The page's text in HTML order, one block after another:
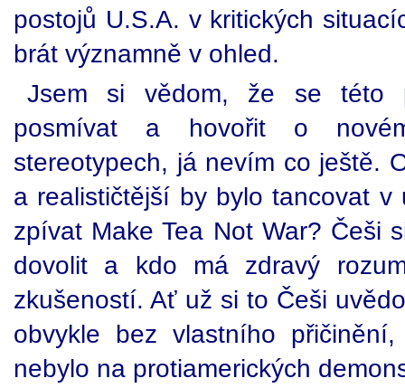
postojů U.S.A. v kritických
brát významně v ohled.
Jsem si vědom, že se této
posmívat a hovořit o
stereotypech, já nevím co ještě.
a realističtější by bylo tancovat
zpívat Make Tea Not War? Češi
dovolit a kdo má zdravý
zkušeností. Ať už si to Češi
obvykle bez vlastního
nebylo na protiamerických